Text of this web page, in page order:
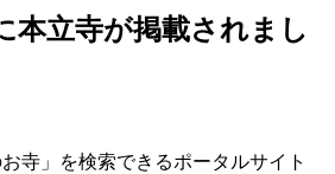
本立寺が掲載されまし
寺」を検索できるポータルサイト